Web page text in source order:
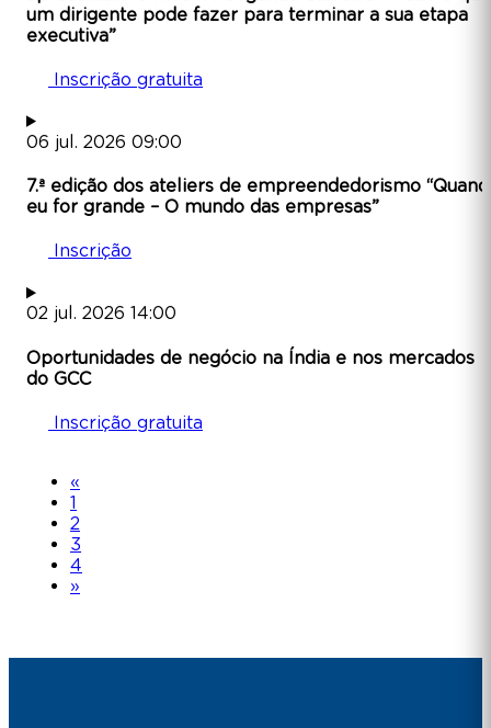
um dirigente pode fazer para terminar a sua etapa
executiva”
Inscrição gratuita
06 jul. 2026 09:00
7.ª edição dos ateliers de empreendedorismo
eu for grande – O mundo das empresas”
Inscrição
02 jul. 2026 14:00
Oportunidades de negócio na Índia e nos mercados
do GCC
Inscrição gratuita
«
1
2
3
4
»